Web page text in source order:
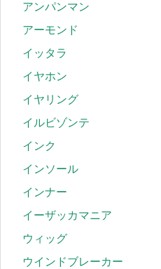
アンパンマン
アーモンド
イッタラ
イヤホン
イヤリング
イルビゾンテ
インク
インソール
インナー
イーザッカマニア
ウィッグ
ウインドブレーカー